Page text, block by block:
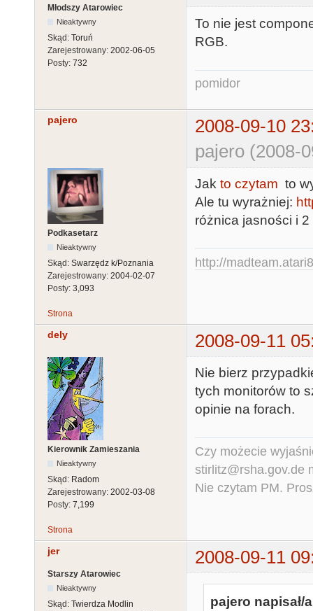
Młodszy Atarowiec
Nieaktywny
Skąd: Toruń
Zarejestrowany: 2002-06-05
Posty: 732
To nie jest
RGB.
pomidor
pajero
2008-09-10
pajero (2008-
Podkasetarz
Nieaktywny
Skąd: Swarzędz k/Poznania
Zarejestrowany: 2004-02-07
Posty: 3,093
Jak to czytam to
Ale tu wyrażniej:
różnica jasności i 2
http://
Strona
dely 2008-09-11
Kierownik Zamieszania
Nieaktywny
Skąd: Radom
Zarejestrowany: 2002-03-08
Posty: 7,199
Nie bierz
tych monitorów to
opinie na forach.
Czy możecie
stirlitz@rsha.gov.de
Nie czytam PM.
Strona
jer 2008-09-11
Starszy Atarowiec
Nieaktywny
Skąd: Twierdza Modlin
pajero napisał/